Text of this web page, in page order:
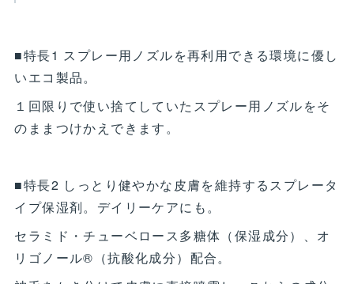
■特長1 スプレー用ノズルを再利用できる環境に優し
いエコ製品。
１回限りで使い捨てしていたスプレー用ノズルをそ
のままつけかえできます。
■特長2 しっとり健やかな皮膚を維持するスプレータ
イプ保湿剤。デイリーケアにも。
セラミド・チューベロース多糖体（保湿成分）、オ
リゴノール®（抗酸化成分）配合。